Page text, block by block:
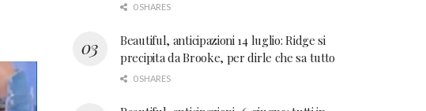
0 SHARES
Beautiful, anticipazioni 14 luglio: Ridge si
precipita da Brooke, per dirle che sa tutto
0 SHARES